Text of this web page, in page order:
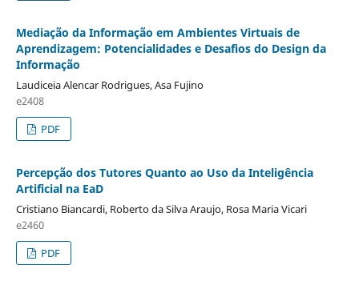
Mediação da Informação em Ambientes Virtuais de
Aprendizagem: Potencialidades e Desafios do Design da
Informação
Laudiceia Alencar Rodrigues, Asa Fujino
e2408
PDF
Percepção dos Tutores Quanto ao Uso da Inteligência
Artificial na EaD
Cristiano Biancardi, Roberto da Silva Araujo, Rosa Maria Vicari
e2460
PDF